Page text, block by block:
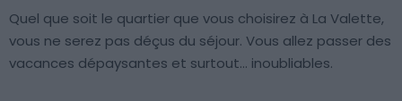
Quel que soit le quartier que vous choisirez à La Valette,
vous ne serez pas déçus du séjour. Vous allez passer des
vacances dépaysantes et surtout… inoubliables.